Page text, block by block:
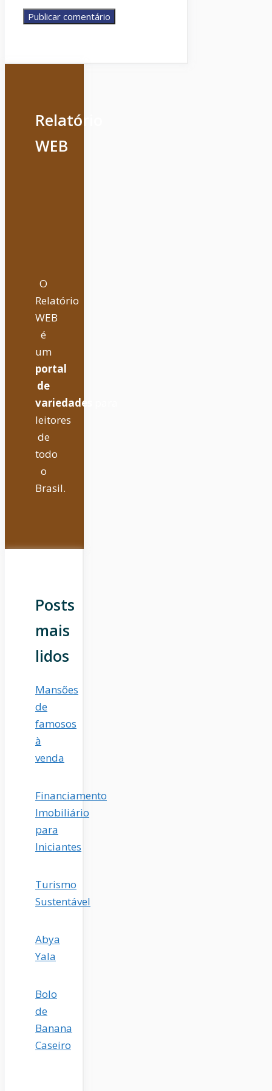
Relatório
WEB
O
Relatório
WEB
é
um
portal
de
variedades
leitores
de
todo
o
Brasil.
Posts
mais
lidos
Mansões
de
famosos
à
venda
Financiamento
Imobiliário
para
Iniciantes
Turismo
Sustentável
Abya
Yala
Bolo
de
Banana
Caseiro